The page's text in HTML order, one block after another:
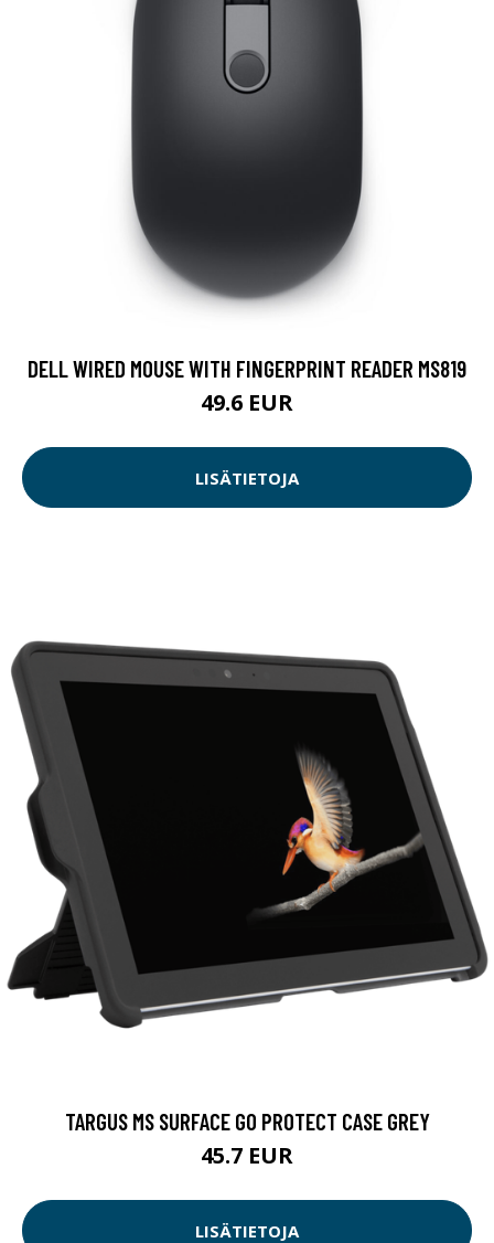
DELL WIRED MOUSE WITH FINGERPRINT READER MS819
49.6 EUR
LISÄTIETOJA
TARGUS MS SURFACE GO PROTECT CASE GREY
45.7 EUR
LISÄTIETOJA